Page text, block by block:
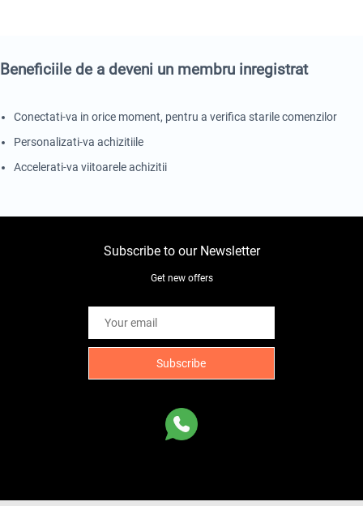
Beneficiile de a deveni un membru inregistrat
Conectati-va in orice moment, pentru a verifica starile comenzilor
Personalizati-va achizitiile
Accelerati-va viitoarele achizitii
Subscribe to our Newsletter
Get new offers